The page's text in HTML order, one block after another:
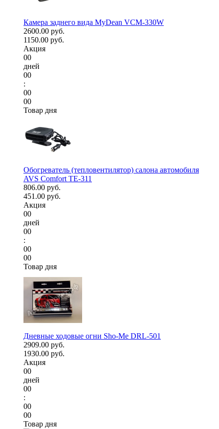
Камера заднего вида MyDean VCM-330W
2600.00 руб.
1150.00 руб.
Акция
00
дней
00
:
00
00
Товар дня
Обогреватель (тепловентилятор) салона автомобиля
AVS Comfort TE-311
806.00 руб.
451.00 руб.
Акция
00
дней
00
:
00
00
Товар дня
Дневные ходовые огни Sho-Me DRL-501
2909.00 руб.
1930.00 руб.
Акция
00
дней
00
:
00
00
Товар дня